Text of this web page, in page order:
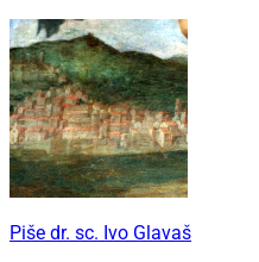
Piše dr. sc. Ivo Glavaš